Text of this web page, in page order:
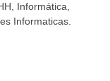
Informática,
Informaticas.